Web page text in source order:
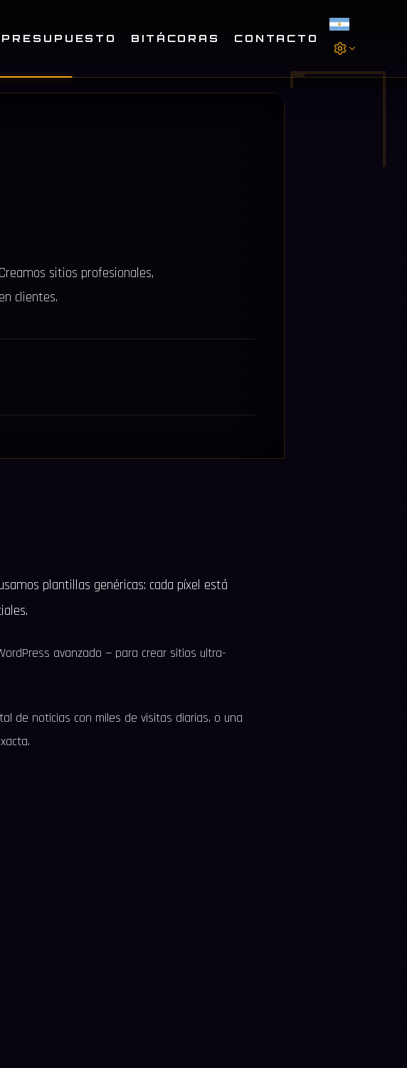
PRESUPUESTO BITÁCORAS CONTACTO
sitios profesionales,
clientes.
plantillas genéricas: cada píxel está
avanzado — para crear sitios ultra-
de noticias con miles de visitas diarias, o una